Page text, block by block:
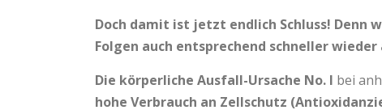
Doch damit ist jetzt endlich Schluss! Denn
Folgen auch entsprechend schneller wieder
Die körperliche Ausfall-Ursache No. I bei
hohe Verbrauch an Zellschutz